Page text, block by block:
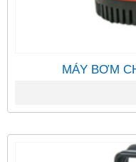
MÁY BƠM